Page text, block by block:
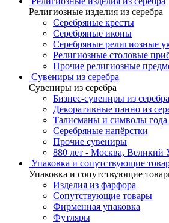
Религиозные изделия из серебра
Серебряные кресты
Серебряные иконы
Серебряные религиозные
Религиозные столовые
Прочие религиозные
Сувениры из серебра
Сувениры из серебра
Бизнес-сувениры из серебра
Декоративные панно из
Талисманы и символы года
Серебряные напёрстки
Прочие сувениры
880 лет - Москва, Великий
Упаковка и сопутствующие
Упаковка и сопутствующие
Изделия из фарфора
Сопутствующие товары
Фирменная упаковка
Футляры